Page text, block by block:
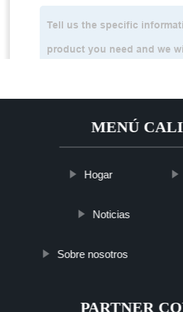
MENÚ
Hogar
Noticias
Sobre nosotros
PARTNER